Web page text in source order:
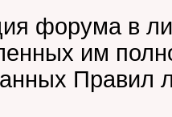
форума в
им
Правил